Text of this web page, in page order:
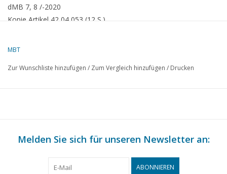
dMB 7, 8 /-2020
Kopie Artikel 42,04,053 (12 S.)
MBT
Zur Wunschliste hinzufügen / Zum Vergleich hinzufügen / Drucken
Melden Sie sich für unseren Newsletter an:
ABONNIEREN